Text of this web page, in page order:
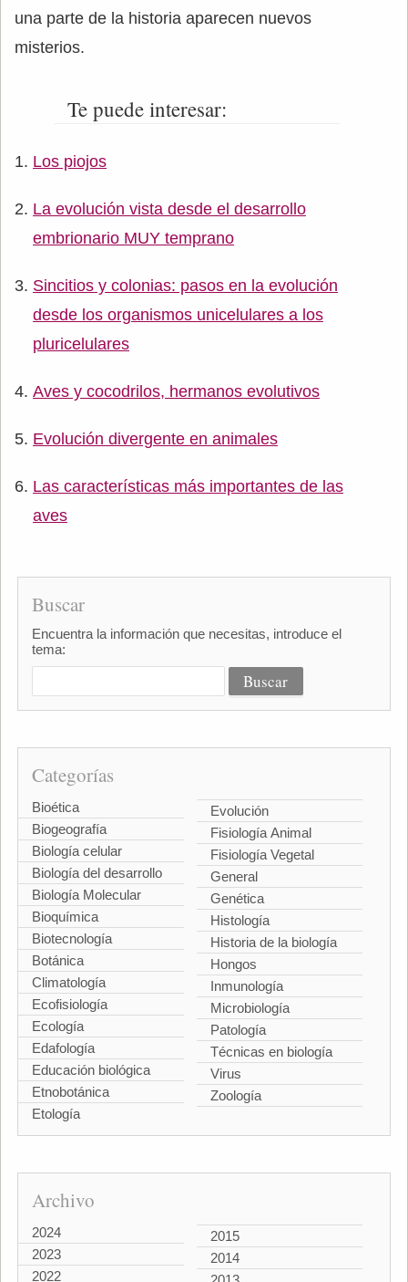
una parte de la historia aparecen nuevos
misterios.
Te puede interesar:
Los piojos
La evolución vista desde el desarrollo
embrionario MUY temprano
Sincitios y colonias: pasos en la evolución
desde los organismos unicelulares a los
pluricelulares
Aves y cocodrilos, hermanos evolutivos
Evolución divergente en animales
Las características más importantes de las
aves
Buscar
Encuentra la información que necesitas, introduce el
tema:
Categorías
Bioética
Biogeografía
Biología celular
Biología del desarrollo
Biología Molecular
Bioquímica
Biotecnología
Botánica
Climatología
Ecofisiología
Ecología
Edafología
Educación biológica
Etnobotánica
Etología
Evolución
Fisiología Animal
Fisiología Vegetal
General
Genética
Histología
Historia de la biología
Hongos
Inmunología
Microbiología
Patología
Técnicas en biología
Virus
Zoología
Archivo
2024
2023
2022
2015
2014